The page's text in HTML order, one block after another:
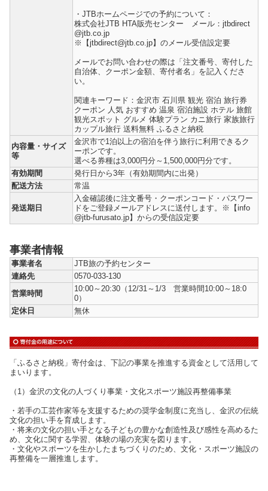
・JTBホームページでの予約について：
株式会社JTB HTA販売センター メール：jtbdirect
@jtb.co.jp
※【jtbdirect@jtb.co.jp】のメール受信設定要
メールでお問い合わせの際は「注文番号、寄付した
自治体、クーポン金額、寄付者名」を記入くださ
い。
関連キーワード：金沢市 石川県 観光 宿泊 旅行券
クーポン 人気 おすすめ 温泉 宿泊施設 ホテル 旅館
観光スポット グルメ 体験プラン カニ旅行 家族旅行
カップル旅行 送料無料 ふるさと納税
内容量・サイズ
等
金沢市で1泊以上の宿泊を伴う旅行に利用できるク
ーポンです。
選べる券種は3,000円分～1,500,000円分です。
有効期間
発行日から3年（有効期間内に出発）
配送方法
常温
発送期日
入金確認後に注文番号・クーポンコード・パスワー
ドをご登録メールアドレスに送付します。※【info
@jtb-furusato.jp】からの受信設定要
事業者情報
事業者名
JTB旅の予約センター
連絡先
0570-033-130
営業時間
10:00～20:30（12/31～1/3 営業時間10:00～18:0
0）
定休日
無休
「ふるさと納税」寄付金は、下記の事業を推進する資金として活用して
まいります。
（1）金沢の文化の人づくり事業・文化スポーツ施設再整備事業
・若手の工芸作家等を支援するための奨学金制度に充当し、金沢の伝統
文化の担い手を育成します。
・将来の文化の担い手となる子どもの豊かな創造性及び感性を高めるた
め、文化に関する学習、体験の場の充実を図ります。
・文化やスポーツを生かしたまちづくりのため、文化・スポーツ施設の
再整備を一層推進します。